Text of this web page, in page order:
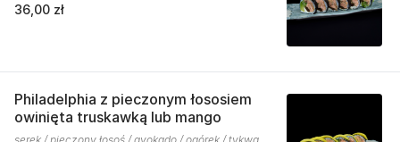
36,00 zł
Philadelphia z pieczonym łososiem
owinięta truskawką lub mango